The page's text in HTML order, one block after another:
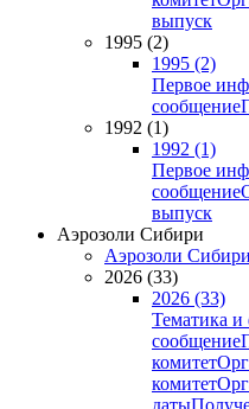
выпуск
1995 (2)
1995 (2)
Первое
сообщение
1992 (1)
1992 (1)
Первое
сообщение
выпуск
Аэрозоли Сибири
Аэрозоли Сибири
2026 (33)
2026 (33)
Тематика и
сообщение
комитет
комитет
даты